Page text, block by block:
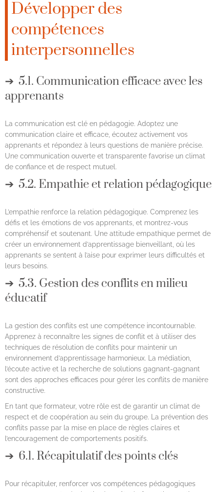
Développer des
compétences
interpersonnelles
5.1. Communication efficace avec les
apprenants
La communication est clé en pédagogie. Adoptez une
communication claire et efficace, écoutez activement vos
apprenants et répondez à leurs questions de manière précise.
Une communication ouverte et transparente favorise un climat
de confiance et de respect mutuel.
5.2. Empathie et relation pédagogique
L’empathie renforce la relation pédagogique. Comprenez les
défis et les émotions de vos apprenants, et montrez-vous
compréhensif et soutenant. Une attitude empathique permet de
créer un environnement d’apprentissage bienveillant, où les
apprenants se sentent à l’aise pour exprimer leurs difficultés et
leurs besoins.
5.3. Gestion des conflits en milieu
éducatif
La gestion des conflits est une compétence incontournable.
Apprenez à reconnaître les signes de conflit et à utiliser des
techniques de résolution de conflits pour maintenir un
environnement d’apprentissage harmonieux. La médiation,
l’écoute active et la recherche de solutions gagnant-gagnant
sont des approches efficaces pour gérer les conflits de manière
constructive.
En tant que formateur, votre rôle est de garantir un climat de
respect et de coopération au sein du groupe. La prévention des
conflits passe par la mise en place de règles claires et
l’encouragement de comportements positifs.
6.1. Récapitulatif des points clés
Pour récapituler, renforcer vos compétences pédagogiques